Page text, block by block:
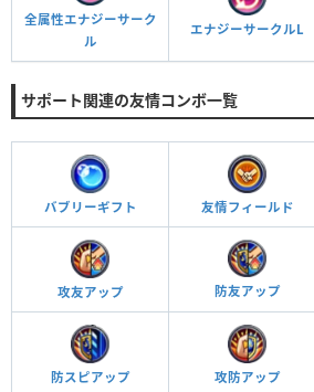
全属性エナジーサーク
ル
エナジーサークルL
サポート関連の友情コンボ一覧
バブリーギフト 友情フィールド
攻友アップ 防友アップ
防スピアップ 攻防アップ